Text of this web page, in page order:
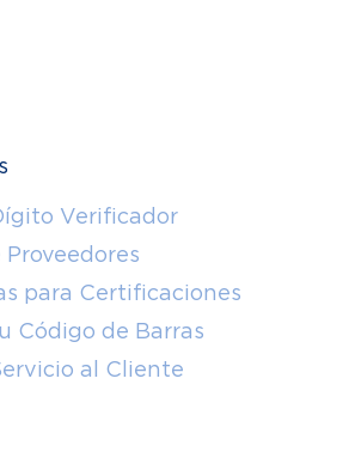
Verificador
para Certificaciones
Código de Barras
al Cliente